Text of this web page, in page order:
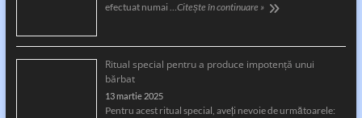
efectuat numai …Citește în continuare »
Ritual special pentru a produce impotență unui
bărbat
13 martie 2025
Pentru acest ritual special, aveți nevoie de următoarele: